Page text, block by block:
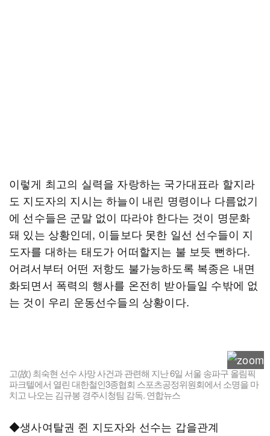
이렇게 최고의 실력을 자랑하는 국가대표라 할지라
도 지도자의 지시는 하늘이 내린 명령이나 다름없기
에 선수들은 군말 없이 따라야 한다는 것이 명문화
돼 있는 상황인데, 이들보다 못한 일선 선수들이 지
도자를 대하는 태도가 어떠할지는 불 보듯 뻔하다.
어려서부터 어떤 저항도 불가능하도록 복종은 내면
화되면서 폭력의 행사를 온전히 받아들일 수밖에 없
는 것이 우리 운동선수들의 상황이다.
고(故) 최숙현 선수 사망 사건과 관련해 지난 6일 서울 송파구 올림픽
파크텔에서 열린 대한철인3종협회 스포츠공정위원회에서 소명을 마
치고 나오는 김규봉 경주시청팀 감독. 연합뉴스
◆생사여탈권 쥔 지도자와 선수는 갑을관계